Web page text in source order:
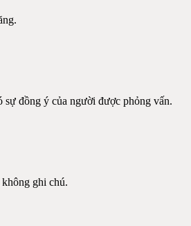
đồng ý của người được phỏng vấn.
ghi chú.